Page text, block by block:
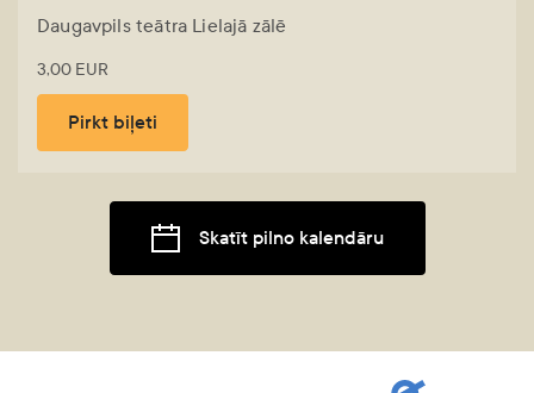
Daugavpils teātra Lielajā zālē
3,00 EUR
Pirkt biļeti
Skatīt pilno kalendāru